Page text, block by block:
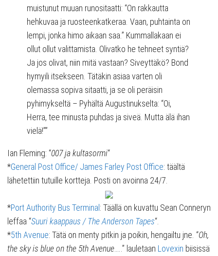
muistunut muuan runositaatti: “On rakkautta
hehkuvaa ja ruosteenkatkeraa. Vaan, puhtainta on
lempi, jonka himo aikaan saa.” Kummallakaan ei
ollut ollut valittamista. Olivatko he tehneet syntiä?
Ja jos olivat, niin mitä vastaan? Siveyttäkö? Bond
hymyili itsekseen. Tätäkin asiaa varten oli
olemassa sopiva sitaatti, ja se oli peräisin
pyhimykseltä – Pyhältä Augustinukselta: “Oi,
Herra, tee minusta puhdas ja siveä. Mutta älä ihan
vielä!””
Ian Fleming: “007 ja kultasormi“
*General Post Office/ James Farley Post Office: täältä
lähetettiin tutuille kortteja. Posti on avoinna 24/7.
*Port Authority Bus Terminal: Täällä on kuvattu Sean Conneryn
leffaa “Suuri kaappaus / The Anderson Tapes“.
*5th Avenue: Tätä on menty pitkin ja poikin, hengailtu jne. “Oh,
the sky is blue on the 5th Avenue …..” lauletaan Lovexin biisissä